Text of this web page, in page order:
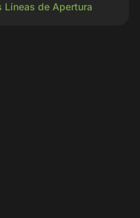
Líneas de Apertura